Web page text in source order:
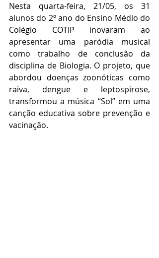
Nesta quarta-feira, 21/05, os 31
alunos do 2º ano do Ensino Médio do
Colégio COTIP inovaram ao
apresentar uma paródia musical
como trabalho de conclusão da
disciplina de Biologia. O projeto, que
abordou doenças zoonóticas como
raiva, dengue e leptospirose,
transformou a música “Sol” em uma
canção educativa sobre prevenção e
vacinação.